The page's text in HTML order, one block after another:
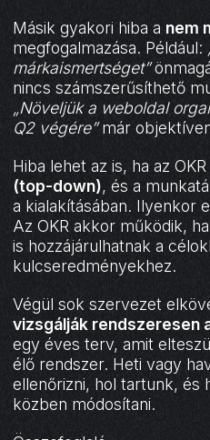
Másik gyakori hiba a nem
megfogalmazása. Például:
márkaismertséget”
nincs számszerűsíthető
„Növeljük a weboldal
Q2 végére”már
Hiba lehet az is, ha az OKR
(top-down), és a
a kialakításában. Ilyenkor
Az OKR akkor működik,
is hozzájárulhatnak a
kulcseredményekhez.
Végül sok szervezet
vizsgálják rendszeresen
egy éves terv, amit
élő rendszer. Heti vagy
ellenőrizni, hol tartunk, és
közben módosítani.